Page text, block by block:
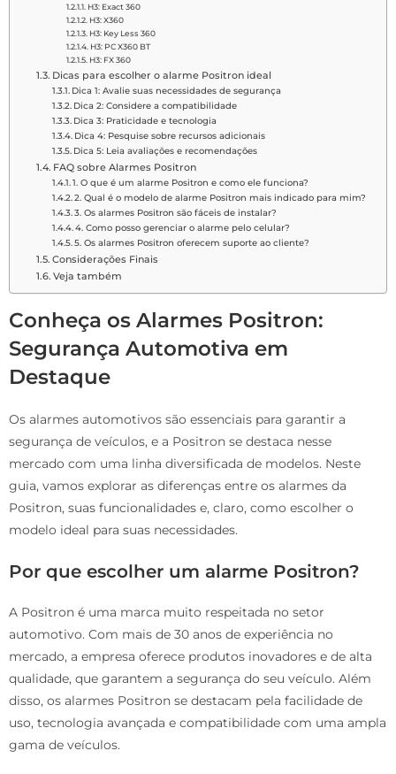
H3: Exact 360
H3: X360
H3: Key Less 360
H3: PC X360 BT
H3: FX 360
Dicas para escolher o alarme Positron ideal
Dica 1: Avalie suas necessidades de segurança
Dica 2: Considere a compatibilidade
Dica 3: Praticidade e tecnologia
Dica 4: Pesquise sobre recursos adicionais
Dica 5: Leia avaliações e recomendações
FAQ sobre Alarmes Positron
1. O que é um alarme Positron e como ele funciona?
2. Qual é o modelo de alarme Positron mais indicado para mim?
3. Os alarmes Positron são fáceis de instalar?
4. Como posso gerenciar o alarme pelo celular?
5. Os alarmes Positron oferecem suporte ao cliente?
Considerações Finais
Veja também
Conheça os Alarmes Positron:
Segurança Automotiva em
Destaque
Os alarmes automotivos são essenciais para garantir a
segurança de veículos, e a Positron se destaca nesse
mercado com uma linha diversificada de modelos. Neste
guia, vamos explorar as diferenças entre os alarmes da
Positron, suas funcionalidades e, claro, como escolher o
modelo ideal para suas necessidades.
Por que escolher um alarme Positron?
A Positron é uma marca muito respeitada no setor
automotivo. Com mais de 30 anos de experiência no
mercado, a empresa oferece produtos inovadores e de alta
qualidade, que garantem a segurança do seu veículo. Além
disso, os alarmes Positron se destacam pela facilidade de
uso, tecnologia avançada e compatibilidade com uma ampla
gama de veículos.